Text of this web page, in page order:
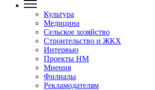
Культура
Медицина
Сельское хозяйство
Строительство и ЖКХ
Интервью
Проекты НМ
Мнения
Филиалы
Рекламодателям